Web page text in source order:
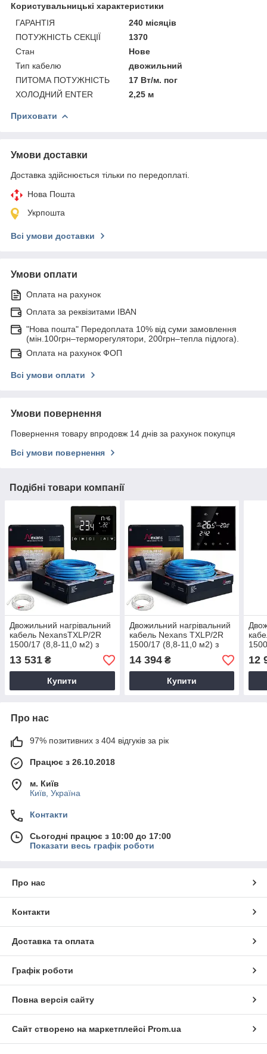
Користувальницькі характеристики
ГАРАНТІЯ
240 місяців
ПОТУЖНІСТЬ СЕКЦІЇ
1370
Стан
Нове
Тип кабелю
двожильний
ПИТОМА ПОТУЖНІСТЬ
17 Вт/м. пог
ХОЛОДНИЙ ENTER
2,25 м
Приховати
Умови доставки
Доставка здійснюється тільки по передоплаті.
Нова Пошта
Укрпошта
Всі умови доставки
Умови оплати
Оплата на рахунок
Оплата за реквізитами IBAN
"Нова пошта" Передоплата 10% від суми замовлення
(мін.100грн–терморегулятори, 200грн–тепла підлога).
Оплата на рахунок ФОП
Всі умови оплати
Умови повернення
Повернення товару впродовж 14 днів за рахунок покупця
Всі умови повернення
Подібні товари компанії
Двожильний нагрівальний
кабель NexansTXLP/2R
1500/17 (8,8-11,0 м2) з
терморегулятором Ecoset
1822
13 531 ₴
Купити
Двожильний нагрівальний
кабель Nexans TXLP/2R
1500/17 (8,8-11,0 м2) з
терморегулятором Ecoset
BHT 800 Wi-Fi
14 394₴
Купити
12
Про нас
97% позитивних з 404 відгуків за рік
Працює з 26.10.2018
м. Київ
Київ, Україна
Контакти
Сьогодні працює з 10:00 до 17:00
Показати весь графік роботи
Про нас
Контакти
Доставка та оплата
Графік роботи
Повна версія сайту
Сайт створено на маркетплейсі Prom.ua